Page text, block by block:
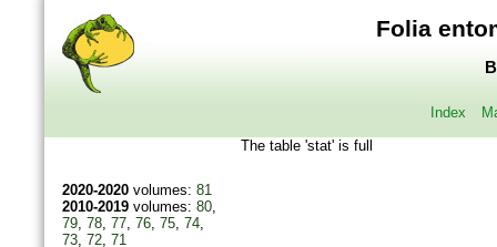
Folia
Index
2020-2020volumes: 81
2010-2019volumes: 80,
79, 78, 77, 76, 75, 74,
73, 72, 71
The table 'stat' is full